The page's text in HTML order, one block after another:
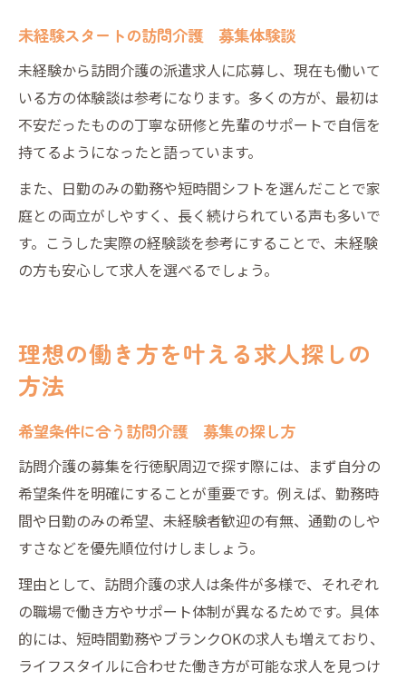
未経験スタートの訪問介護 募集体験談
未経験から訪問介護の派遣求人に応募し、現在も働いて
いる方の体験談は参考になります。多くの方が、最初は
不安だったものの丁寧な研修と先輩のサポートで自信を
持てるようになったと語っています。
また、日勤のみの勤務や短時間シフトを選んだことで家
庭との両立がしやすく、長く続けられている声も多いで
す。こうした実際の経験談を参考にすることで、未経験
の方も安心して求人を選べるでしょう。
理想の働き方を叶える求人探しの
方法
希望条件に合う訪問介護 募集の探し方
訪問介護の募集を行徳駅周辺で探す際には、まず自分の
希望条件を明確にすることが重要です。例えば、勤務時
間や日勤のみの希望、未経験者歓迎の有無、通勤のしや
すさなどを優先順位付けしましょう。
理由として、訪問介護の求人は条件が多様で、それぞれ
の職場で働き方やサポート体制が異なるためです。具体
的には、短時間勤務やブランクOKの求人も増えており、
ライフスタイルに合わせた働き方が可能な求人を見つけ